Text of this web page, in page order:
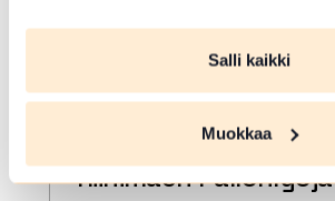
Salli kaikki
Muokkaa
ELO 08 2026
Jokioisten Koetus –
Riihimäen